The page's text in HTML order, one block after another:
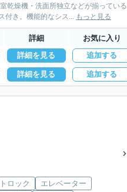
乾燥機・洗面所独立などが揃っている
付き。機能的なシス... もっと見る
詳細 お気に入り
詳細を見る 追加する
詳細を見る 追加する
ロック
エレベーター